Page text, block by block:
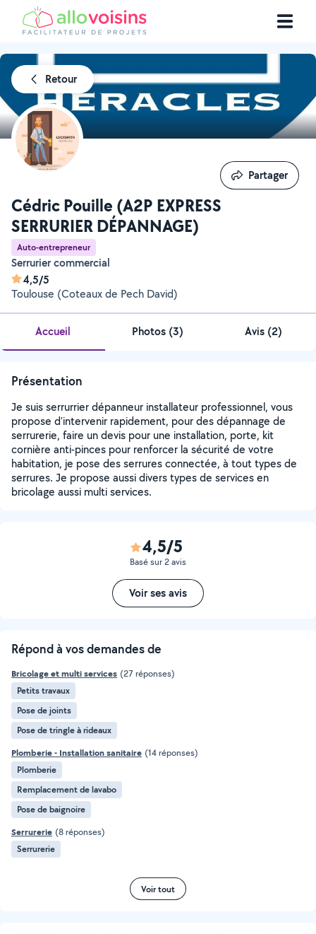
Retour
Cédric Pouille (A2P EXPRESS
SERRURIER DÉPANNAGE)
Auto-entrepreneur
Serrurier commercial
4,5/5
Toulouse (Coteaux de Pech David)
Partager
Partager
Accueil Photos (3) Avis (2)
Présentation
Je suis serrurrier dépanneur installateur professionnel, vous
propose d'intervenir rapidement, pour des dépannage de
serrurerie, faire un devis pour une installation, porte, kit
cornière anti-pinces pour renforcer la sécurité de votre
habitation, je pose des serrures connectée, à tout types de
serrures. Je propose aussi divers types de services en
bricolage aussi multi services.
4,5/5
Basé sur 2 avis
Voir ses avis
Répond à vos demandes de
Bricolage et multi services (27 réponses)
Petits travaux
Pose de joints
Pose de tringle à rideaux
Plomberie - Installation sanitaire (14 réponses)
Plomberie
Remplacement de lavabo
Pose de baignoire
Serrurerie (8 réponses)
Serrurerie
Voir tout